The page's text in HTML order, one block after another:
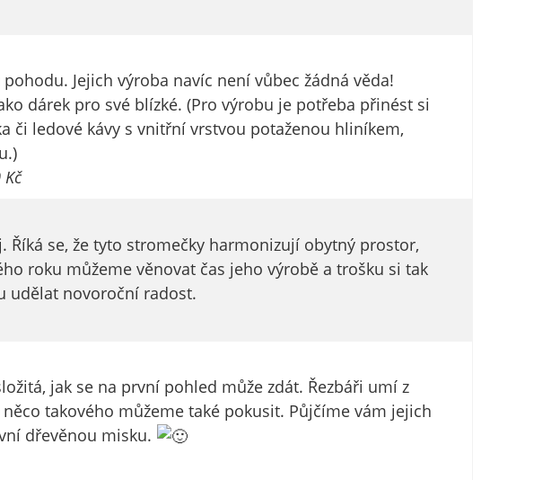
Jejich výroba navíc není vůbec žádná věda!
dárek pro své blízké. (Pro výrobu je potřeba přinést si
či ledové kávy s vnitřní vrstvou potaženou hliníkem,
se, že tyto stromečky harmonizují obytný prostor,
roku můžeme věnovat čas jeho výrobě a trošku si tak
udělat novoroční radost.
jak se na první pohled může zdát. Řezbáři umí z
takového můžeme také pokusit. Půjčíme vám jejich
dřevěnou misku.
webu
návštěv
našich
bez